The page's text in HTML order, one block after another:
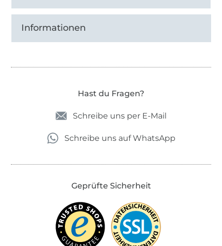
Informationen
Hast du Fragen?
Schreibe uns per E-Mail
Schreibe uns auf WhatsApp
Geprüfte Sicherheit